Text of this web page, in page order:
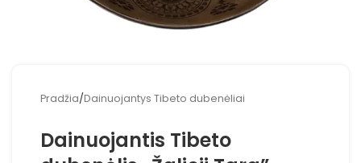
Pradžia/Dainuojantys Tibeto dubenėliai
Dainuojantis Tibeto